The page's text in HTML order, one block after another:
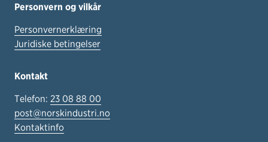
Personvern og vilkår
Personvernerklæring
Juridiske betingelser
Kontakt
Telefon: 23 08 88 00
post@norskindustri.no
Kontaktinfo